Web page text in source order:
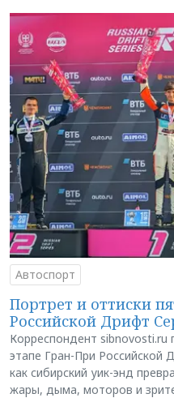
Автоспорт
Портрет и оттиски
Российской Дрифт
Корреспондент
этапе Гран-При Российской
как сибирский уик-энд
жары, дыма, моторов и